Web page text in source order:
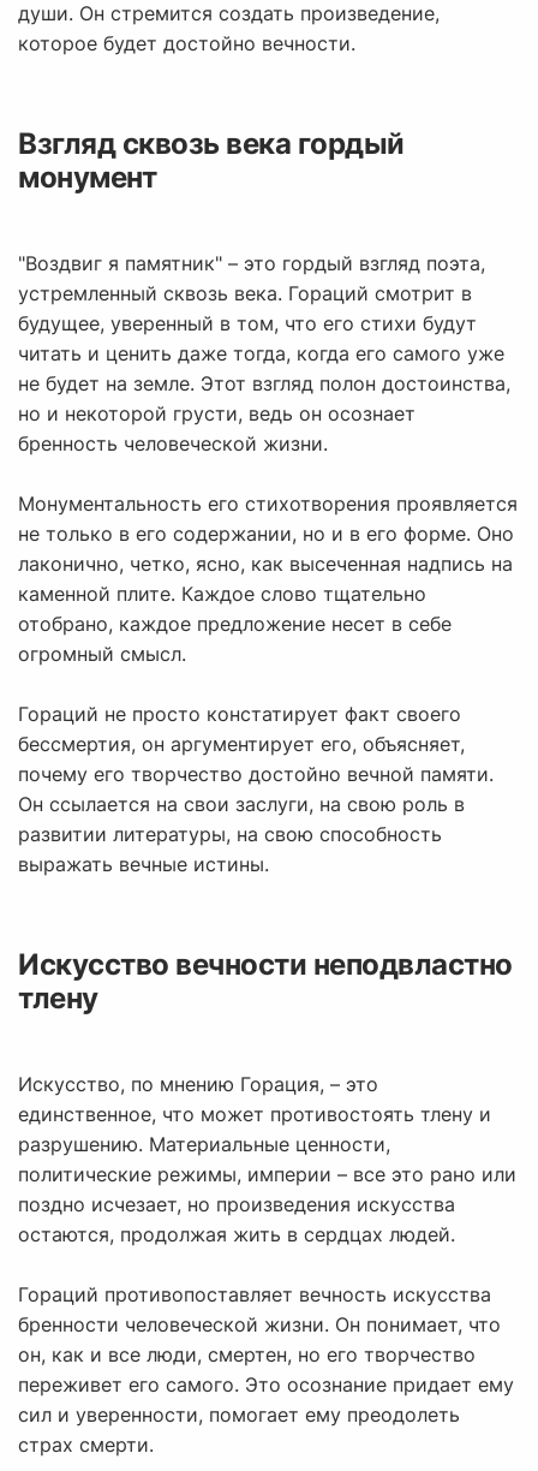
души. Он стремится создать произведение,
которое будет достойно вечности.
Взгляд сквозь века гордый
монумент
"Воздвиг я памятник" – это гордый взгляд поэта,
устремленный сквозь века. Гораций смотрит в
будущее, уверенный в том, что его стихи будут
читать и ценить даже тогда, когда его самого уже
не будет на земле. Этот взгляд полон достоинства,
но и некоторой грусти, ведь он осознает
бренность человеческой жизни.
Монументальность его стихотворения проявляется
не только в его содержании, но и в его форме. Оно
лаконично, четко, ясно, как высеченная надпись на
каменной плите. Каждое слово тщательно
отобрано, каждое предложение несет в себе
огромный смысл.
Гораций не просто констатирует факт своего
бессмертия, он аргументирует его, объясняет,
почему его творчество достойно вечной памяти.
Он ссылается на свои заслуги, на свою роль в
развитии литературы, на свою способность
выражать вечные истины.
Искусство вечности неподвластно
тлену
Искусство, по мнению Горация, – это
единственное, что может противостоять тлену и
разрушению. Материальные ценности,
политические режимы, империи – все это рано или
поздно исчезает, но произведения искусства
остаются, продолжая жить в сердцах людей.
Гораций противопоставляет вечность искусства
бренности человеческой жизни. Он понимает, что
он, как и все люди, смертен, но его творчество
переживет его самого. Это осознание придает ему
сил и уверенности, помогает ему преодолеть
страх смерти.